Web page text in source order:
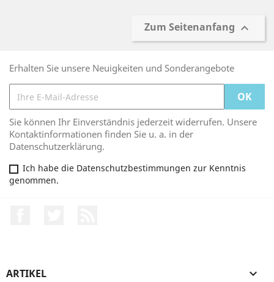
Zum Seitenanfang 
Erhalten Sie unsere Neuigkeiten und Sonderangebote
Sie können Ihr Einverständnis jederzeit widerrufen. Unsere
Kontaktinformationen finden Sie u. a. in der
Datenschutzerklärung.
Ich habe die Datenschutzbestimmungen zur Kenntnis
genommen.
ARTIKEL 